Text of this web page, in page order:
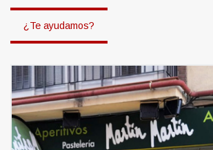
¿Te ayudamos?